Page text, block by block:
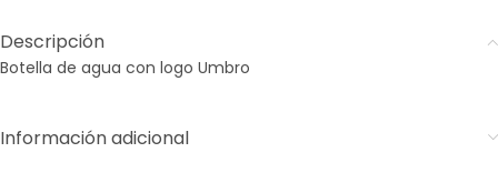
Descripción
Botella de agua con logo Umbro
Información adicional